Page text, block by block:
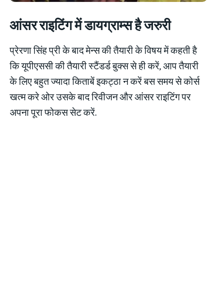
आंसर राइटिंग में डायग्राम्स है जरुरी
प्रेरणा सिंह प्री के बाद मेन्स की तैयारी के विषय में कहती है
कि यूपीएससी की तैयारी स्टैंडर्ड बुक्स से ही करें, आप तैयारी
के लिए बहुत ज्यादा किताबें इकट्ठा न करें बस समय से कोर्स
खत्म करे ओर उसके बाद रिवीजन और आंसर राइटिंग पर
अपना पूरा फोकस सेट करें.